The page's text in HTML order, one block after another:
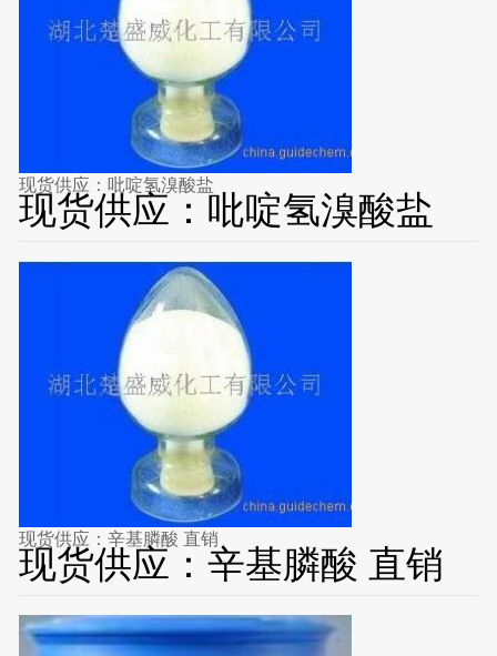
现货供应：吡啶氢溴酸盐
现货供应：吡啶氢溴酸盐
现货供应：辛基膦酸 直销
现货供应：辛基膦酸 直销